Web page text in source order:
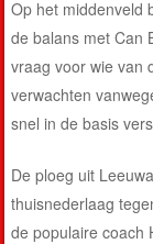
Op het middenveld
de balans met Can
vraag voor wie van
verwachten
snel in de basis
De ploeg uit
thuisnederlaag
de populaire coach